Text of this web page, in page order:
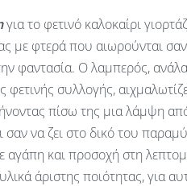
για το φετινό καλοκαίρι
με φτερά που αιωρούνται
φαντασία. Ο λαμπερός,
φετινής συλλογής,
πίσω της μια λάμψη
σαν να ζει στο δικό του
αγάπη και προσοχή στη
άριστης ποιότητας, για